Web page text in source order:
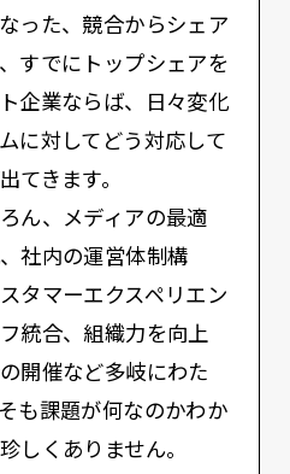
った、競合からシェア
すでにトップシェアを
企業ならば、日々変化
に対してどう対応して
てきます。
ん、メディアの最適
社内の運営体制構
タマーエクスペリエン
統合、組織力を向上
開催など多岐にわた
も課題が何なのかわか
しくありません。